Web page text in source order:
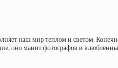
наш мир теплом и светом.
оно манит фотографов и